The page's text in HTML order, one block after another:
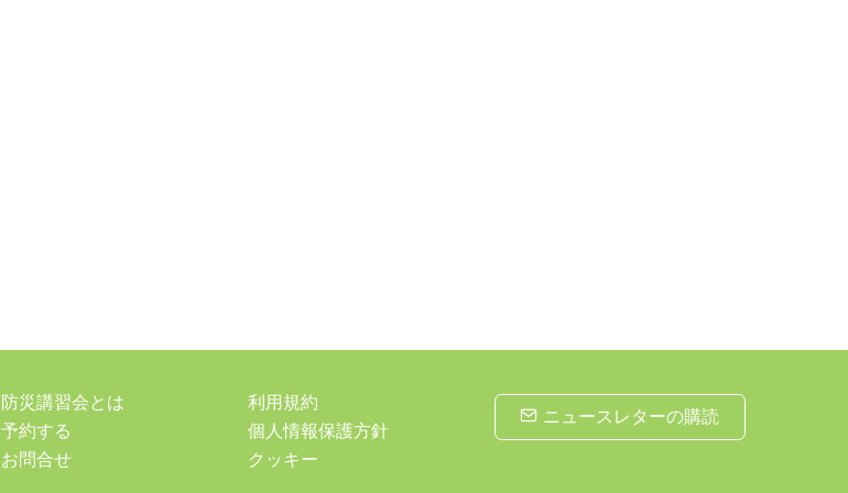
防災講習会とは
予約する
お問合せ
利用規約
個人情報保護方針
クッキー
ニュースレターの購読